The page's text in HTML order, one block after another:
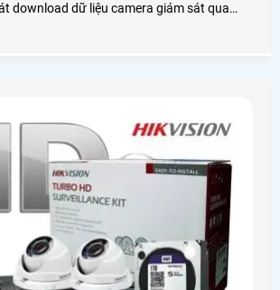
download dữ liệu camera giám sát qua